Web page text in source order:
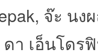
จ๊ะ นง
า เอ็นโดร